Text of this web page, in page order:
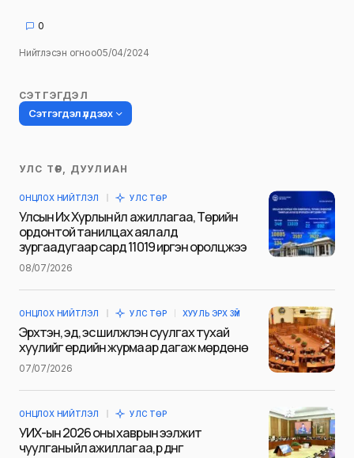
0
Нийтлэсэн огноо05/04/2024
СЭТГЭГДЭЛ
Сэтгэгдэл үлдээх
Таны имэйл хаягийг нийтлэхгүй.
Шаардлагатай талбаруудыг *гэж
тэмдэглэсэн
Сэтгэгдэл*
Name
УЛС ТӨР, ДУУЛИАН
ОНЦЛОХ НИЙТЛЭЛ УЛС ТӨР
Улсын Их Хурлын үйл ажиллагаа, Төрийн
ордонтой танилцах аялалд
зургаадугаар сард 11019 иргэн оролцжээ
08/07/2026
ОНЦЛОХ НИЙТЛЭЛ УЛС ТӨР ХУУЛЬ ЭРХ ЗҮЙ
Эрхтэн, эд, эс шилжүүлэн суулгах тухай
хуулийг ердийн журмаар дагаж мөрдөнө
07/07/2026
ОНЦЛОХ НИЙТЛЭЛ УЛС ТӨР
УИХ-ын 2026 оны хаврын ээлжит
чуулганы үйл ажиллагаа, үр дүнг